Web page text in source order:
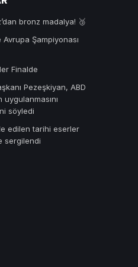
bronz madalya! 🥉
Şampiyonası
Finalde
Pezeşkiyan, ABD
uygulanmasını
söyledi
edilen tarihi eserler
sergilendi